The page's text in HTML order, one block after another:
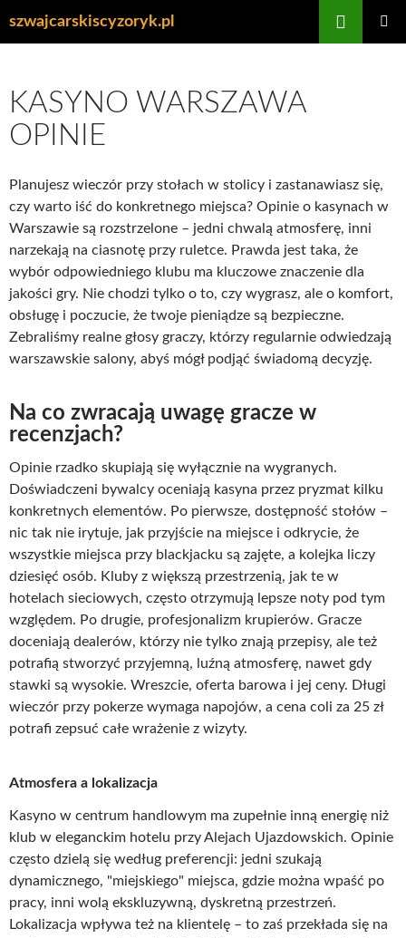
szwajcarskiscyzoryk.pl
KASYNO WARSZAWA
OPINIE
Planujesz wieczór przy stołach w stolicy i zastanawiasz się,
czy warto iść do konkretnego miejsca? Opinie o kasynach w
Warszawie są rozstrzelone – jedni chwalą atmosferę, inni
narzekają na ciasnotę przy ruletce. Prawda jest taka, że
wybór odpowiedniego klubu ma kluczowe znaczenie dla
jakości gry. Nie chodzi tylko o to, czy wygrasz, ale o komfort,
obsługę i poczucie, że twoje pieniądze są bezpieczne.
Zebraliśmy realne głosy graczy, którzy regularnie odwiedzają
warszawskie salony, abyś mógł podjąć świadomą decyzję.
Na co zwracają uwagę gracze w
recenzjach?
Opinie rzadko skupiają się wyłącznie na wygranych.
Doświadczeni bywalcy oceniają kasyna przez pryzmat kilku
konkretnych elementów. Po pierwsze, dostępność stołów –
nic tak nie irytuje, jak przyjście na miejsce i odkrycie, że
wszystkie miejsca przy blackjacku są zajęte, a kolejka liczy
dziesięć osób. Kluby z większą przestrzenią, jak te w
hotelach sieciowych, często otrzymują lepsze noty pod tym
względem. Po drugie, profesjonalizm krupierów. Gracze
doceniają dealerów, którzy nie tylko znają przepisy, ale też
potrafią stworzyć przyjemną, luźną atmosferę, nawet gdy
stawki są wysokie. Wreszcie, oferta barowa i jej ceny. Długi
wieczór przy pokerze wymaga napojów, a cena coli za 25 zł
potrafi zepsuć całe wrażenie z wizyty.
Atmosfera a lokalizacja
Kasyno w centrum handlowym ma zupełnie inną energię niż
klub w eleganckim hotelu przy Alejach Ujazdowskich. Opinie
często dzielą się według preferencji: jedni szukają
dynamicznego, "miejskiego" miejsca, gdzie można wpaść po
pracy, inni wolą ekskluzywną, dyskretną przestrzeń.
Lokalizacja wpływa też na klientelę – to zaś przekłada się na